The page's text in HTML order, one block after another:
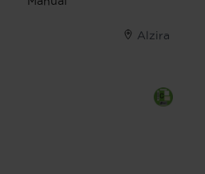
Alzira